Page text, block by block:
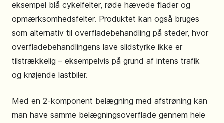
eksempel blå cykelfelter, røde hævede flader og
opmærksomhedsfelter. Produktet kan også bruges
som alternativ til overfladebehandling på steder, hvor
overfladebehandlingens lave slidstyrke ikke er
tilstrækkelig – eksempelvis på grund af intens trafik
og krøjende lastbiler.
Med en 2-komponent belægning med afstrøning kan
man have samme belægningsoverflade gennem hele